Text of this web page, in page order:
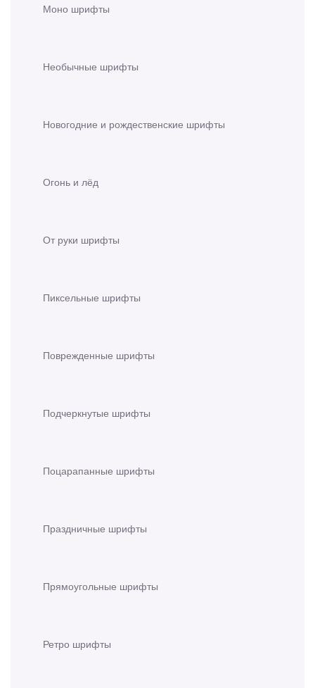
Моно шрифты
Необычные шрифты
Новогодние и рождественские шрифты
Огонь и лёд
От руки шрифты
Пиксельные шрифты
Поврежденные шрифты
Подчеркнутые шрифты
Поцарапанные шрифты
Праздничные шрифты
Прямоугольные шрифты
Ретро шрифты